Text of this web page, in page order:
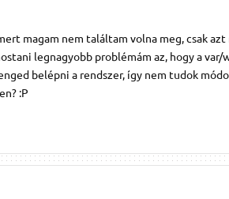
magam nem találtam volna meg, csak azt
legnagyobb problémám az, hogy a var/
belépni a rendszer, így nem tudok
:P